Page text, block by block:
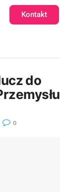
Kontakt
do
0